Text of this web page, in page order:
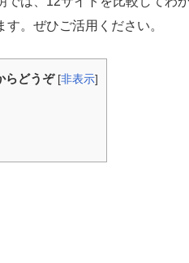
。ぜひご活用ください。
らどうぞ [非表示]